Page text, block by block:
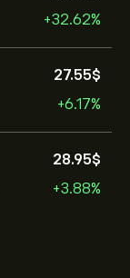
+32.62%
27.55‎$‎
+6.17%
28.95‎$‎
+3.88%